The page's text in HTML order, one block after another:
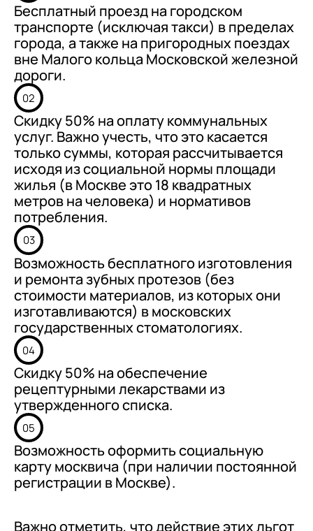
Бесплатный проезд на городском
транспорте (исключая такси) в пределах
города, а также на пригородных поездах
вне Малого кольца Московской железной
дороги.
02
Скидку 50% на оплату коммунальных
услуг. Важно учесть, что это касается
только суммы, которая рассчитывается
исходя из социальной нормы площади
жилья (в Москве это 18 квадратных
метров на человека) и нормативов
потребления.
03
Возможность бесплатного изготовления
и ремонта зубных протезов (без
стоимости материалов, из которых они
изготавливаются) в московских
государственных стоматологиях.
04
Скидку 50% на обеспечение
рецептурными лекарствами из
утвержденного списка.
05
Возможность оформить социальную
карту москвича (при наличии постоянной
регистрации в Москве).
Важно отметить, что действие этих льгот